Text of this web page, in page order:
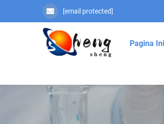
[email protected]
Pagina